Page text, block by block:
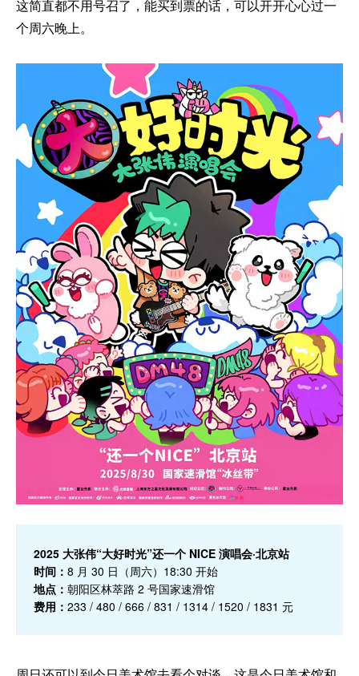
这简直都不用号召了，能买到票的话，可以开开心心过一
个周六晚上。
2025 大张伟“大好时光”还一个 NICE 演唱会·北京站
时间： 8 月 30 日（周六）18:30 开始
地点： 朝阳区林萃路 2 号国家速滑馆
费用： 233 / 480 / 666 / 831 / 1314 / 1520 / 1831 元